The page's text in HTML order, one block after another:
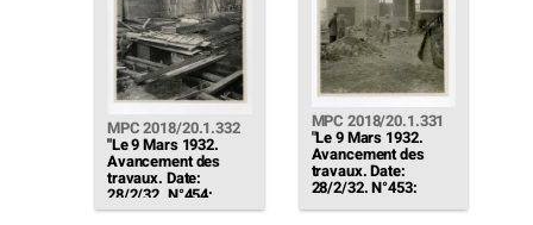
MPC 2018/20.1.332
"Le 9 Mars 1932.
Avancement des
travaux. Date:
28/2/32. N°454:
Enlèvement
MPC 2018/20.1.331
"Le 9 Mars 1932.
Avancement des
travaux. Date:
28/2/32. N°453:
Equipement